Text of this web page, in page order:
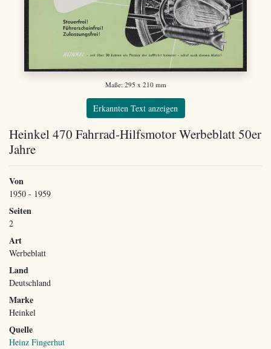
Maße: 295 x 210 mm
Erkannten Text anzeigen
Heinkel 470 Fahrrad-Hilfsmotor Werbeblatt 50er
Jahre
Von
1950 - 1959
Seiten
2
Art
Werbeblatt
Land
Deutschland
Marke
Heinkel
Quelle
Heinz Fingerhut